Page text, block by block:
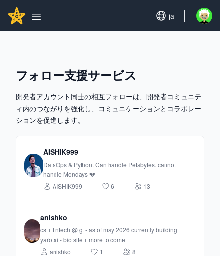
GITHUBSTAR
Open main menu
Set language
ja Open
フォロー支援サービス
開発者アカウント同士の相互フォローは、開発者コミュニテ
ィ内のつながりを強化し、コミュニケーションとコラボレー
ションを促進します。
AISHIK999
DataOps & Python. Can handle Petabytes. cannot
handle Mondays 💔
AISHIK999
6 13
anishko
cs + fintech @ gt - as of may 2026 currently building
yaro.ai - bio site + more to come
anishko
1 8